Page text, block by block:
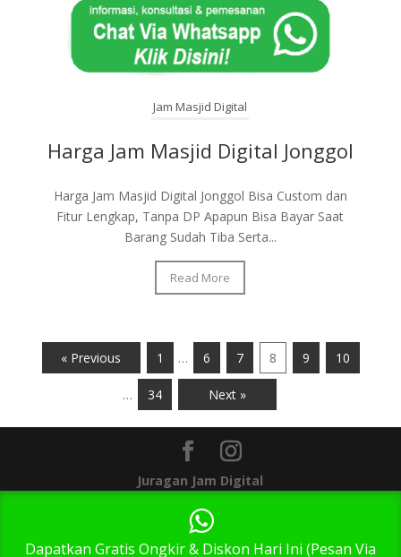
Jam Masjid Digital
Harga Jam Masjid Digital Jonggol
Harga Jam Masjid Digital Jonggol Bisa Custom dan
Fitur Lengkap, Tanpa DP Apapun Bisa Bayar Saat
Barang Sudah Tiba Serta...
Read More
« Previous 1 … 6 7 8 9 10
… 34 Next »
Juragan Jam Digital
Dapatkan Gratis Ongkir & Diskon Hari Ini (Pesan Via